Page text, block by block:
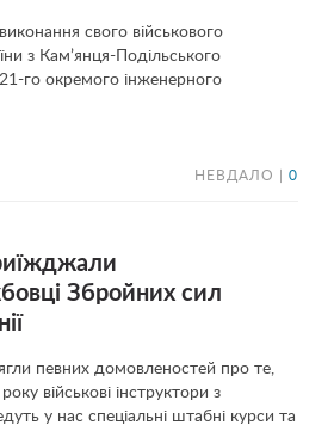
свого військового
з Кам’янця-Подільського
го окремого інженерного
НЕВДАЛО | 0
Збройних сил
певних домовленостей про те,
військові інструктори з
у нас спеціальні штабні курси та